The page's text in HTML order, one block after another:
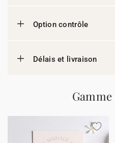
Option contrôle
Délais et livraison